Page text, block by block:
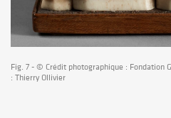
Fig. 7 - © Crédit photographique : Fondation
: Thierry Ollivier